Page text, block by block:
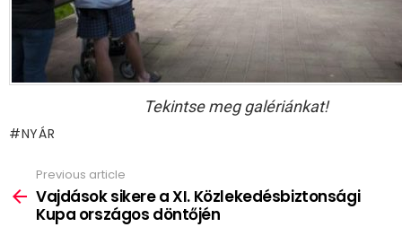
Tekintse meg galériánkat!
NYÁR
more
Previous article
Vajdások sikere a XI. Közlekedésbiztonsági
Kupa országos döntőjén